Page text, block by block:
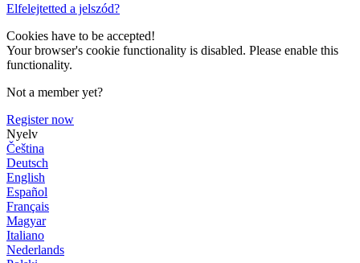
Elfelejtetted a jelszód?
Cookies have to be accepted!
Your browser's cookie functionality is disabled. Please enable this
functionality.
Not a member yet?
Register now
Nyelv
Čeština
Deutsch
English
Español
Français
Magyar
Italiano
Nederlands